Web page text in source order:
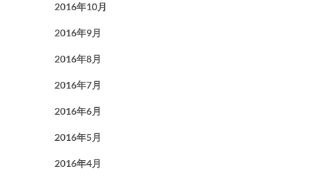
2016年10月
2016年9月
2016年8月
2016年7月
2016年6月
2016年5月
2016年4月